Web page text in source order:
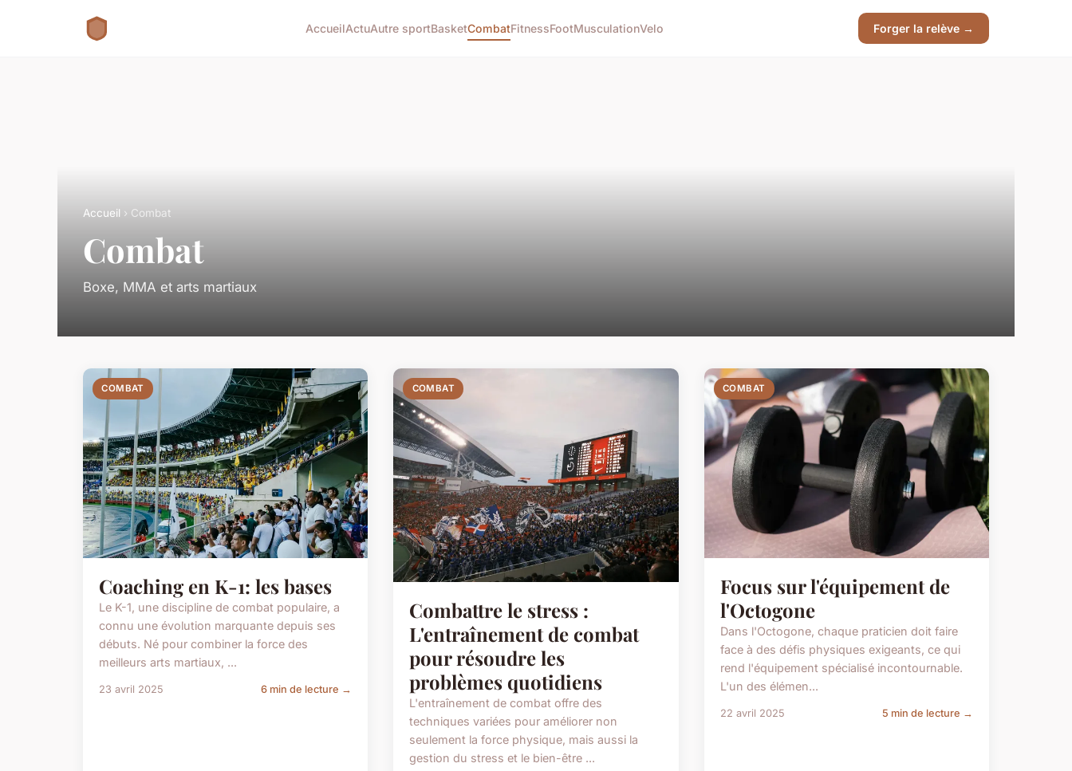
AccueilActuAutre sportBasketCombatFitnessFootMusculationVelo Forger la relève →
Accueil › Combat
Combat
Boxe, MMA et arts martiaux
COMBAT
Coaching en K-1: les bases
Le K-1, une discipline de combat populaire, a
connu une évolution marquante depuis ses
débuts. Né pour combiner la force des
meilleurs arts martiaux, ...
23 avril 2025 6 min de lecture →
COMBAT
Combattre le stress :
L'entraînement de combat
pour résoudre les
problèmes quotidiens
L'entraînement de combat offre des
techniques variées pour améliorer non
seulement la force physique, mais aussi la
gestion du stress et le bien-être ...
COMBAT
Focus sur l'équipement de
l'Octogone
Dans l'Octogone, chaque praticien doit faire
face à des défis physiques exigeants, ce qui
rend l'équipement spécialisé incontournable.
L'un des élémen...
22 avril 2025 5 min de lecture →